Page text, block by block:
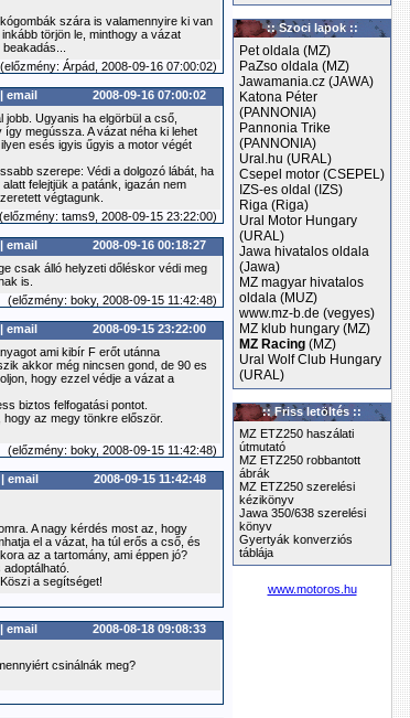
szára is valamennyire ki van
törjön le, minthogy a vázat
(előzmény: Árpád, 2008-09-16 07:00:02)
| email
2008-09-16 07:00:02
Ugyanis ha elgörbül a cső,
megússza. A vázat néha ki lehet
esés igyis űgyis a motor végét
szerepe: Védi a dolgozó lábát, ha
felejtjük a patánk, igazán nem
végtagunk.
(előzmény: tams9, 2008-09-15 23:22:00)
| email
2008-09-16 00:18:27
csak álló helyzeti dőléskor védi meg
is.
(előzmény: boky, 2008-09-15 11:42:48)
| email
2008-09-15 23:22:00
ami kibír F erőt utánna
akkor még nincsen gond, de 90 es
hogy ezzel védje a vázat a
biztos felfogatási pontot.
az megy tönkre először.
(előzmény: boky, 2008-09-15 11:42:48)
| email
2008-09-15 11:42:48
A nagy kérdés most az, hogy
el a vázat, ha túl erős a cső, és
az a tartomány, ami éppen jó?
a segítséget!
| email
2008-08-18 09:08:33
csinálnák meg?
:: Szoci lapok ::
Pet oldala (MZ)
PaZso oldala (MZ)
Jawamania.cz (JAWA)
Katona Péter
(PANNONIA)
Pannonia Trike
(PANNONIA)
Ural.hu (URAL)
Csepel motor (CSEPEL)
IZS-es oldal (IZS)
Riga (Riga)
Ural Motor Hungary
(URAL)
Jawa hivatalos oldala
(Jawa)
MZ magyar hivatalos
oldala (MUZ)
www.mz-b.de (vegyes)
MZ klub hungary (MZ)
MZ Racing (MZ)
Ural Wolf Club Hungary
(URAL)
:: Friss letöltés ::
MZ ETZ250 haszálati
útmutató
MZ ETZ250 robbantott
ábrák
MZ ETZ250 szerelési
kézikönyv
Jawa 350/638 szerelési
könyv
Gyertyák konverziós
táblája
www.motoros.hu